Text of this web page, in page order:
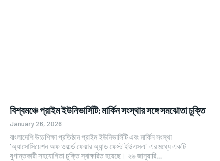
বিশ্বমঞ্চে প্রাইম ইউনিভার্সিটি: মার্কিন সংস্থার সঙ্গে সমঝোতা চুক্তি
January 26, 2026
বাংলাদেশি উচ্চশিক্ষা প্রতিষ্ঠান প্রাইম ইউনিভার্সিটি এবং মার্কিন সংস্থা
'অ্যাসোসিয়েশন অফ ওয়ার্ল্ড ফেয়ার অ্যান্ড ফেস্ট ইউএসএ'-এর মধ্যে একটি
যুগান্তকারী সহযোগিতা চুক্তি স্বাক্ষরিত হয়েছে। ২৬ জানুয়ারি...